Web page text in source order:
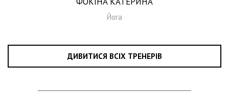
Йога
ДИВИТИСЯ ВСІХ ТРЕНЕРІВ